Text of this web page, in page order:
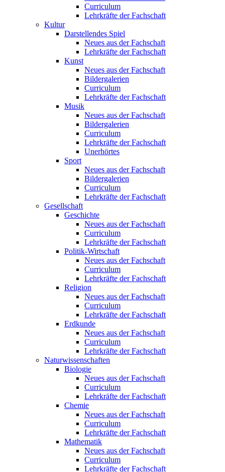
Curriculum
Lehrkräfte der Fachschaft
Kultur
Darstellendes Spiel
Neues aus der Fachschaft
Lehrkräfte der Fachschaft
Kunst
Neues aus der Fachschaft
Bildergalerien
Curriculum
Lehrkräfte der Fachschaft
Musik
Neues aus der Fachschaft
Bildergalerien
Curriculum
Lehrkräfte der Fachschaft
Unerhörtes
Sport
Neues aus der Fachschaft
Bildergalerien
Curriculum
Lehrkräfte der Fachschaft
Gesellschaft
Geschichte
Neues aus der Fachschaft
Curriculum
Lehrkräfte der Fachschaft
Politik-Wirtschaft
Neues aus der Fachschaft
Curriculum
Lehrkräfte der Fachschaft
Religion
Neues aus der Fachschaft
Curriculum
Lehrkräfte der Fachschaft
Erdkunde
Neues aus der Fachschaft
Curriculum
Lehrkräfte der Fachschaft
Naturwissenschaften
Biologie
Neues aus der Fachschaft
Curriculum
Lehrkräfte der Fachschaft
Chemie
Neues aus der Fachschaft
Curriculum
Lehrkräfte der Fachschaft
Mathematik
Neues aus der Fachschaft
Curriculum
Lehrkräfte der Fachschaft